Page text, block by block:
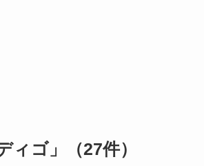
ィゴ」（27件）